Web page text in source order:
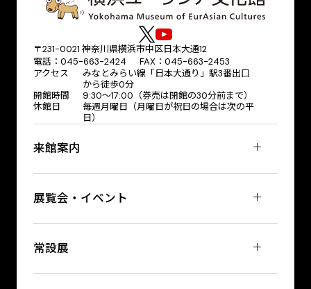
〒231-0021 神奈川県横浜市中区日本大通12
電話：045-663-2424 FAX：045-663-2453
アクセス
みなとみらい線「日本大通り」駅3番出口
から徒歩0分
開館時間
9:30～17:00（券売は閉館の30分前まで）
休館日
毎週月曜日（月曜日が祝日の場合は次の平
日）
来館案内
展覧会・イベント
常設展